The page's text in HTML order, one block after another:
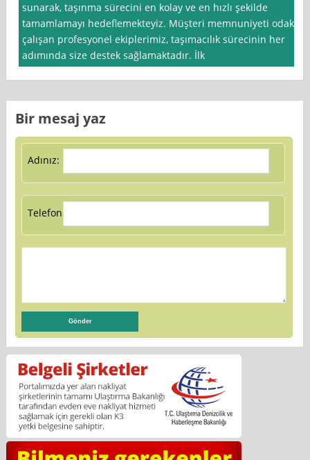
sunarak, taşınma sürecini en kolay ve en hızlı şekilde
tamamlamayı hedeflemekteyiz. Müşteri memnuniyeti odaklı
çalışan profesyonel ekiplerimiz, taşımacılık sürecinin her
adımında size destek sağlamaktadır. İlk
Bir mesaj yaz
Adınız:
Telefon: